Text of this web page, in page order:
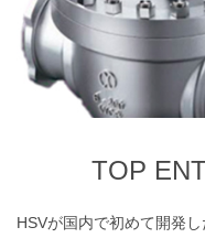
TOP
HSVが国内で初めて開発